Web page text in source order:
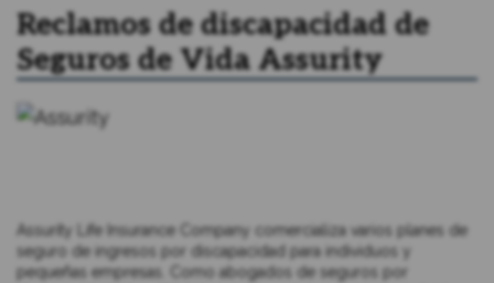
Reclamos de discapacidad de
Seguros de Vida Assurity
Assurity Life Insurance Company comercializa varios planes de
seguro de ingresos por discapacidad para individuos y
pequeñas empresas. Como abogados de seguros por